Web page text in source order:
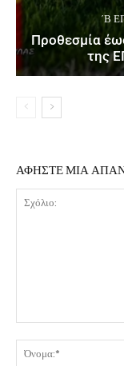
΄Β
Προθεσμία
της
ΑΦΗΣΤΕ ΜΙΑ